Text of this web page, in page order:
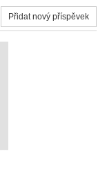
Přidat nový příspěvek